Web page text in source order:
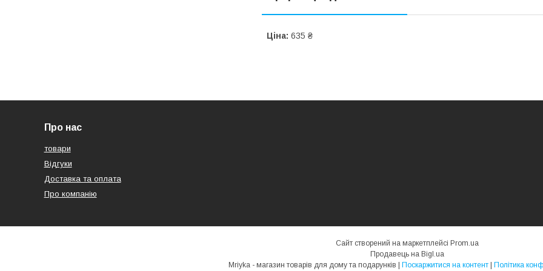
Ціна: 635 ₴
Про нас
товари
Відгуки
Доставка та оплата
Про компанію
Сайт створений на маркетплейсі Prom.ua
Продавець на Bigl.ua
Поскаржитися на контент Політика